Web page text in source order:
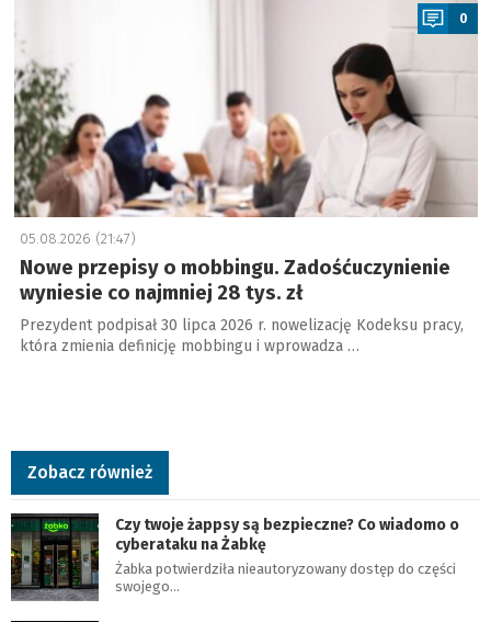
0
05.08.2026 (21:47)
Nowe przepisy o mobbingu. Zadośćuczynienie
wyniesie co najmniej 28 tys. zł
Prezydent podpisał 30 lipca 2026 r. nowelizację Kodeksu pracy,
która zmienia definicję mobbingu i wprowadza …
Zobacz również
Czy twoje żappsy są bezpieczne? Co wiadomo o
cyberataku na Żabkę
Żabka potwierdziła nieautoryzowany dostęp do części
swojego…